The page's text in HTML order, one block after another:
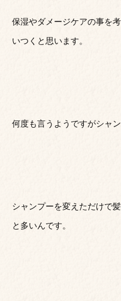
保湿やダメージケアの事を
いつくと思います。
何度も言うようですがシャ
シャンプーを変えただけで
と多いんです。